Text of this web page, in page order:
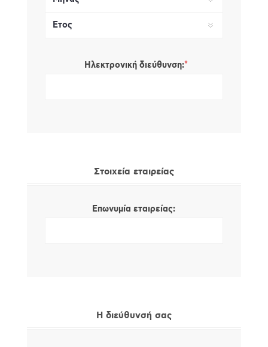
Ηλεκτρονική διεύθυνση:*
Στοιχεία εταιρείας
Επωνυμία εταιρείας:
Η διεύθυνσή σας